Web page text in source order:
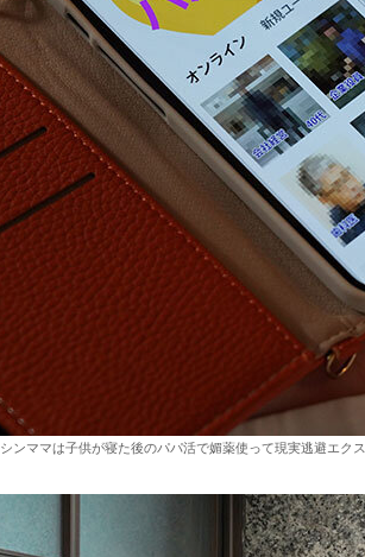
シンママは子供が寝た後のパパ活で媚薬使って現実逃避エク